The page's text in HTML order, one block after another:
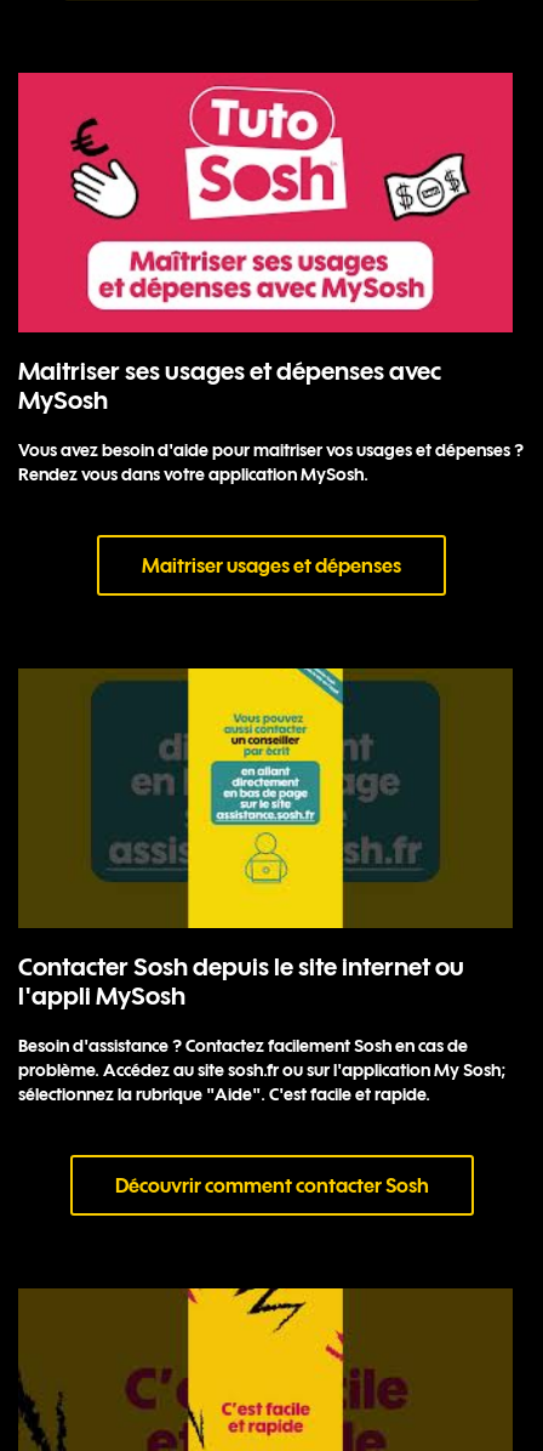
Maitriser ses usages et dépenses avec
MySosh
Vous avez besoin d'aide pour maitriser vos usages et dépenses ?
Rendez vous dans votre application MySosh.
Maitriser usages et dépenses
Contacter Sosh depuis le site internet ou
l'appli MySosh
Besoin d'assistance ? Contactez facilement Sosh en cas de
problème. Accédez au site sosh.fr ou sur l'application My Sosh;
sélectionnez la rubrique "Aide". C'est facile et rapide.
Découvrir comment contacter Sosh